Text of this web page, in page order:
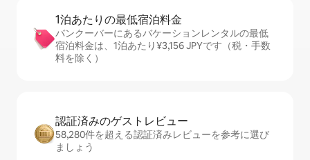
1泊あたりの最⁠低⁠宿⁠泊⁠料⁠金
バンクーバーにあるバケーションレンタルの最低
宿泊料金は、1泊あたり¥3,156 JPYです（税・手数
料を除く）
認証済みのゲ⁠ス⁠ト⁠レ⁠ビ⁠ュ⁠ー
58,280件を超える認証済みレビューを参考に選び
ましょう